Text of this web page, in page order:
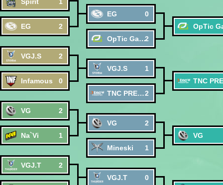
EG 2
VGJ.S 2
Infamous 0
VG 2
Na`Vi 1
VGJ.T 2
EG 0
OpTic Gaming2
VGJ.S 1
TNC PREDATOR2
VG 2
Mineski 1
VGJ.T 0
VG